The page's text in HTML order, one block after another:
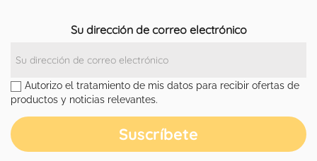
Su dirección de correo electrónico
Autorizo el tratamiento de mis datos para recibir ofertas de
productos y noticias relevantes.